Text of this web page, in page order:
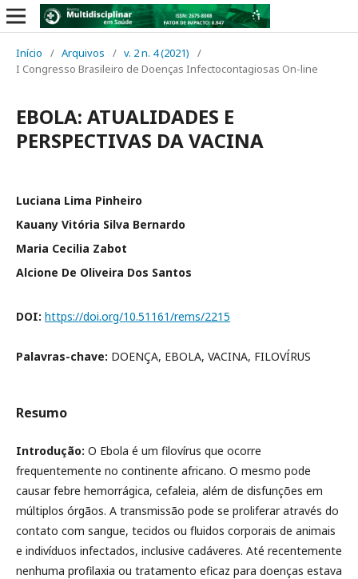
Início / Arquivos / v. 2 n. 4 (2021)
/
I Congresso Brasileiro de Doenças Infectocontagiosas On-line
EBOLA: ATUALIDADES E
PERSPECTIVAS DA VACINA
Luciana Lima Pinheiro
Kauany Vitória Silva Bernardo
Maria Cecilia Zabot
Alcione De Oliveira Dos Santos
DOI: https://doi.org/10.51161/rems/2215
Palavras-chave: DOENÇA, EBOLA, VACINA, FILOVÍRUS
Resumo
Introdução: O Ebola é um filovírus que ocorre
frequentemente no continente africano. O mesmo pode
causar febre hemorrágica, cefaleia, além de disfunções em
múltiplos órgãos. A transmissão pode se proliferar através do
contato com sangue, tecidos ou fluidos corporais de animais
e indivíduos infectados, inclusive cadáveres. Até recentemente
nenhuma profilaxia ou tratamento eficaz para doenças estava